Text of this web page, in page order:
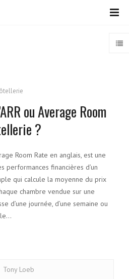
ou Average Room
?
Room Rate en anglais, est une
performances financières d’un
qui calcule la moyenne du prix
chambre vendue sur une
d’une journée, d’une semaine ou
le…
Tony Loeb